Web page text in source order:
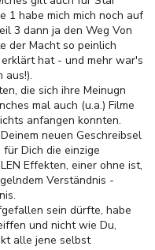
1 habe mich mich noch auf
3 dann ja den Weg Von
der Macht so peinlich
hat - und mehr war's
die sich ihre Meinugn
mal auch (u.a.) Filme
anfangen konnten.
neuen Geschreibsel
Dich die einzige
Effekten, einer ohne ist,
Verständnis -
sein dürfte, habe
und nicht wie Du,
alle jene selbst